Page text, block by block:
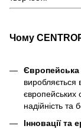
Чому
Європейська
виробляється
європейських
надійність та
Інновації та